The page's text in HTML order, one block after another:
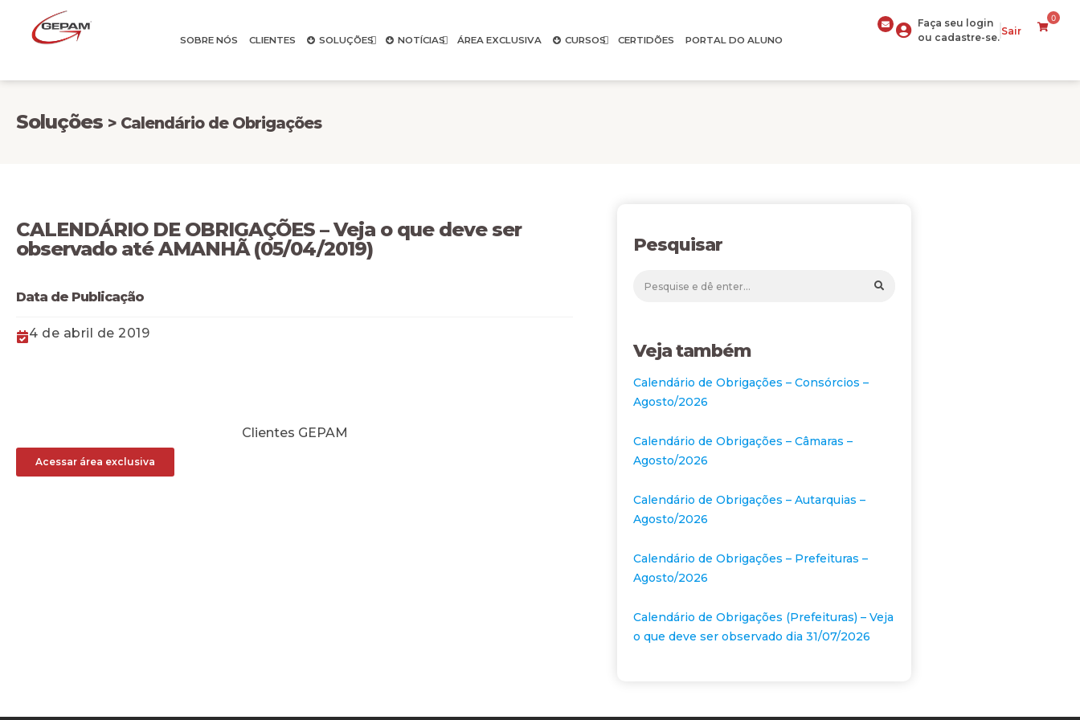
SOBRE NÓS CLIENTES SOLUÇÕES NOTÍCIAS ÁREA EXCLUSIVA CURSOS CERTIDÕES PORTAL DO ALUNO
Faça seu login
ou cadastre-se.
Sair
0
Soluções > Calendário de Obrigações
CALENDÁRIO DE OBRIGAÇÕES – Veja o que deve ser
observado até AMANHÃ (05/04/2019)
Data de Publicação
4 de abril de 2019
Clientes GEPAM
Acessar área exclusiva
Pesquisar
Veja também
Calendário de Obrigações – Consórcios –
Agosto/2026
Calendário de Obrigações – Câmaras –
Agosto/2026
Calendário de Obrigações – Autarquias –
Agosto/2026
Calendário de Obrigações – Prefeituras –
Agosto/2026
Calendário de Obrigações (Prefeituras) – Veja
o que deve ser observado dia 31/07/2026